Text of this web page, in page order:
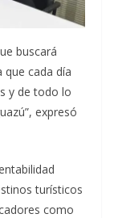
buscará
que cada día
y de todo lo
expresó
turísticos
como